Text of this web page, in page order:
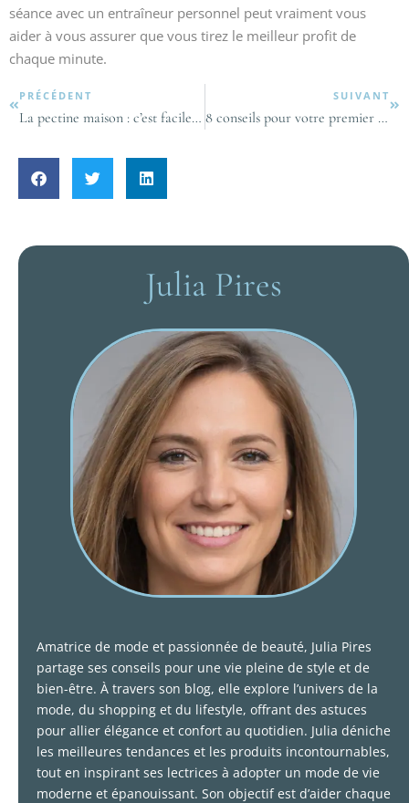
séance avec un entraîneur personnel peut vraiment vous
aider à vous assurer que vous tirez le meilleur profit de
chaque minute.
PRÉCÉDENT
La pectine maison : c’est facile à faire, c’est naturel et c’est gratuit !
SUIVANT
8 conseils pour votre premier voyage à Bali
Julia Pires
Amatrice de mode et passionnée de beauté, Julia Pires
partage ses conseils pour une vie pleine de style et de
bien-être. À travers son blog, elle explore l’univers de la
mode, du shopping et du lifestyle, offrant des astuces
pour allier élégance et confort au quotidien. Julia déniche
les meilleures tendances et les produits incontournables,
tout en inspirant ses lectrices à adopter un mode de vie
moderne et épanouissant. Son objectif est d’aider chaque